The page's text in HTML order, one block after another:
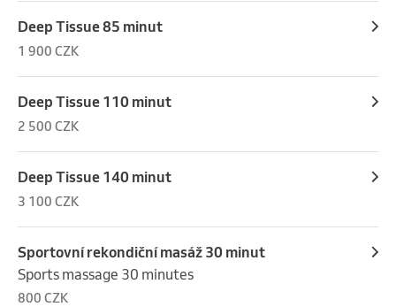
Deep Tissue 85 minut
1 900 CZK
Deep Tissue 110 minut
2 500 CZK
Deep Tissue 140 minut
3 100 CZK
Sportovní rekondiční masáž 30 minut
Sports massage 30 minutes
800 CZK